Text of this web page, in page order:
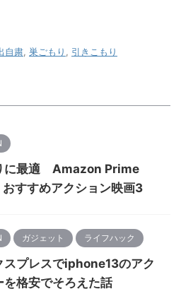
自粛 巣ごもり 引きこもり
に最適 Amazon Prime
すすめアクション映画3
ガジェット ライフハック
スプレスでiphone13のアク
を格安でそろえた話